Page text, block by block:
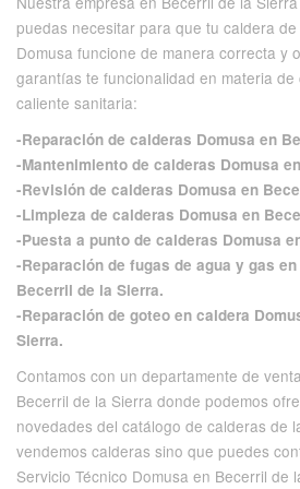
puedas necesitar para que tu caldera
Domusa funcione de manera correcta y
garantías te funcionalidad en materia de
caliente sanitaria:
-Reparación de calderas Domusa en
-Mantenimiento de calderas Domusa
-Revisión de calderas Domusa en
-Limpieza de calderas Domusa en
-Puesta a punto de calderas Domusa
-Reparación de fugas de agua y gas
Becerril de la Sierra.
-Reparación de goteo en caldera
Sierra.
Contamos con un departamente de
Becerril de la Sierra donde podemos
novedades del catálogo de calderas de
vendemos calderas sino que puedes
Servicio Técnico Domusa en Becerril de